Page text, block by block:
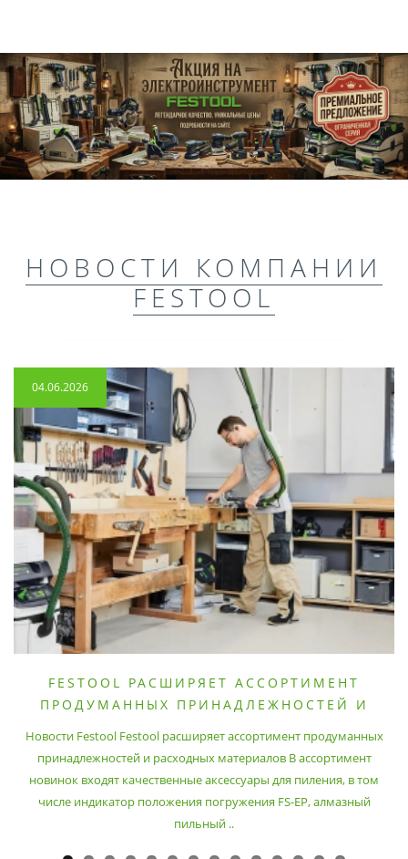
НОВОСТИ КОМПАНИИ
FESTOOL
04.06.2026
FESTOOL РАСШИРЯЕТ АССОРТИМЕНТ
ПРОДУМАННЫХ ПРИНАДЛЕЖНОСТЕЙ И
Новости Festool Festool расширяет ассортимент продуманных
принадлежностей и расходных материалов В ассортимент
новинок входят качественные аксессуары для пиления, в том
числе индикатор положения погружения FS-EP, алмазный
пильный ..